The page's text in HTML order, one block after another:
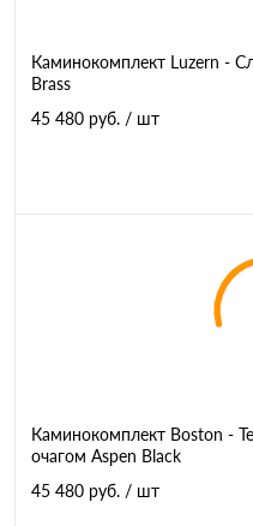
Каминокомплект Luzern -
Brass
45 480 руб. / шт
Каминокомплект Boston -
очагом Aspen Black
45 480 руб. / шт